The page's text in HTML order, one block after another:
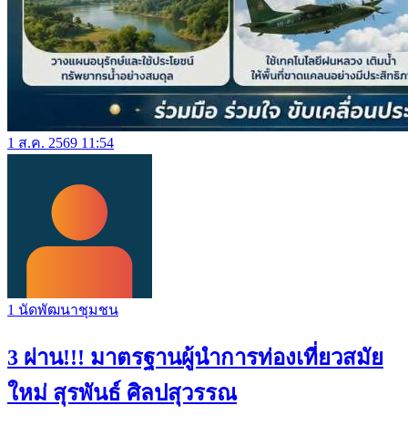
1 ส.ค. 2569 11:54
1 นัดพัฒนาชุมชน
3 ผ่าน!!! มาตรฐานผู้นำการท่องเที่ยวสมัย
ใหม่ สุรพันธ์ ศิลปสุวรรณ